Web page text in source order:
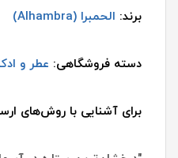
برند: الحمبرا (Alhambra)
دسته فروشگاهی: عطر و
برای آشنایی با روش‌های